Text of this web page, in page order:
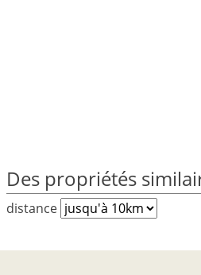
Des propriétés
distance